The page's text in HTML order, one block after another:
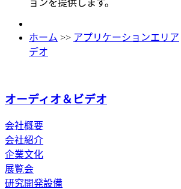
ョンを提供します。
ホーム >> アプリケーションエリア
デオ
オーディオ＆ビデオ
会社概要
会社紹介
企業文化
展覧会
研究開発設備